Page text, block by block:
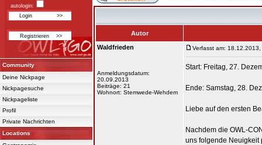
autologin:
Community
Deine Nickpage
Nickpagesuche
Nickpageliste
Profil
Private Nachrichten
Locations
Autor
Waldfrieden
Anmeldungsdatum:
20.09.2013
Beiträge: 21
Wohnort: Stemwede-Wehdem
Verfasst am:
Start: Freitag, 27.
Ende: Samstag, 28.
Liebe auf den ersten
Nachdem die OWL-
uns folgende Neuigkeit